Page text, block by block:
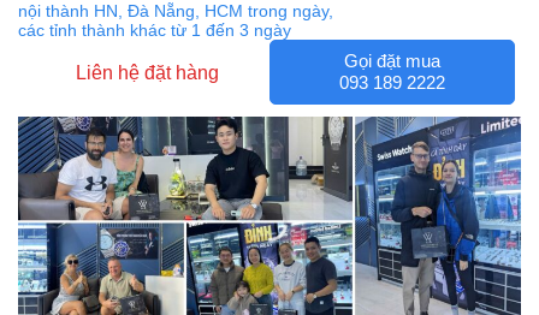
nội thành HN, Đà Nẵng, HCM trong ngày,
các tỉnh thành khác từ 1 đến 3 ngày
Liên hệ đặt hàng
Gọi đặt mua
093 189 2222